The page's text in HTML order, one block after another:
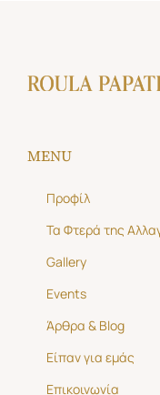
MENU
Προφίλ
Τα Φτερά της
Gallery
Άρθρα & Blog
Είπαν για εμάς